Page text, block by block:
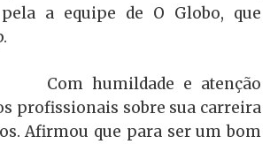
a equipe de O Globo, que
Com humildade e atenção
profissionais sobre sua carreira
Afirmou que para ser um bom